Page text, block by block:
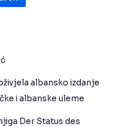
albansko izdanje
i albanske uleme
Der Status des